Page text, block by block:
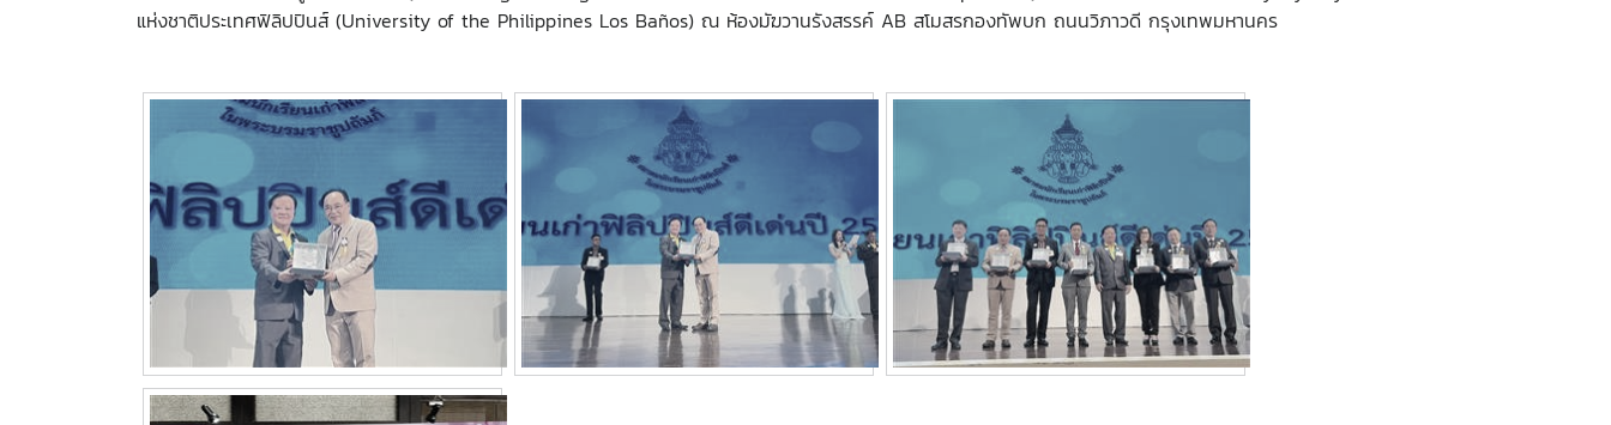
แห่งชาติประเทศฟิลิปปินส์ (University of the Philippines Los Baños) ณ ห้องมัฆวานรังสรรค์ AB สโมสรกองทัพบก ถนนวิภาวดี กรุงเทพมหานคร